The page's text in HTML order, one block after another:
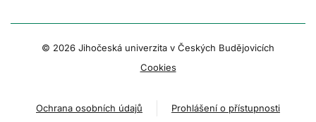
© 2026 Jihočeská univerzita v Českých Budějovicích
Cookies
Ochrana osobních údajů Prohlášení o přístupnosti